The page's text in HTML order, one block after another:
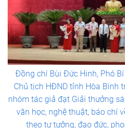
Đồng chí Bùi Đức Hinh, Phó
Chủ tịch HĐND tỉnh Hòa Bình
nhóm tác giả đạt Giải thưởng
văn học, nghệ thuật, báo chí
theo tư tưởng, đạo đức,